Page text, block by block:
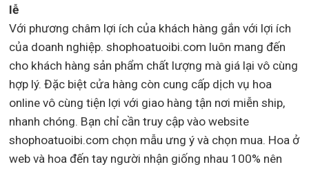
lễ
Với phương châm lợi ích của khách hàng gắn với lợi ích
của doanh nghiệp. shophoatuoibi.com luôn mang đến
cho khách hàng sản phẩm chất lượng mà giá lại vô cùng
hợp lý. Đặc biệt cửa hàng còn cung cấp dịch vụ hoa
online vô cùng tiện lợi với giao hàng tận nơi miễn ship,
nhanh chóng. Bạn chỉ cần truy cập vào website
shophoatuoibi.com chọn mẫu ưng ý và chọn mua. Hoa ở
web và hoa đến tay người nhận giống nhau 100% nên